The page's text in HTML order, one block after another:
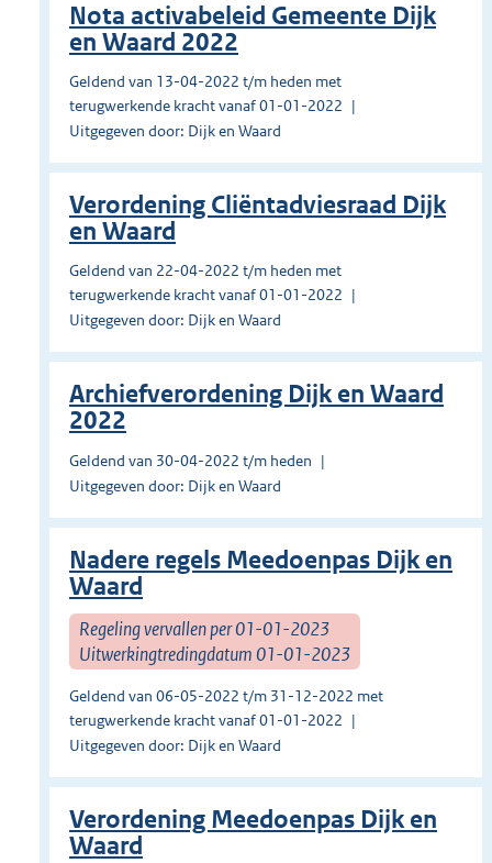
Nota activabeleid Gemeente Dijk
en Waard 2022
Geldend van 13-04-2022 t/m heden met
terugwerkende kracht vanaf 01-01-2022
Uitgegeven door: Dijk en Waard
Verordening Cliëntadviesraad Dijk
en Waard
Geldend van 22-04-2022 t/m heden met
terugwerkende kracht vanaf 01-01-2022
Uitgegeven door: Dijk en Waard
Archiefverordening Dijk en Waard
2022
Geldend van 30-04-2022 t/m heden
Uitgegeven door: Dijk en Waard
Nadere regels Meedoenpas Dijk en
Waard
Regeling vervallen per 01-01-2023
Uitwerkingtredingdatum 01-01-2023
Geldend van 06-05-2022 t/m 31-12-2022 met
terugwerkende kracht vanaf 01-01-2022
Uitgegeven door: Dijk en Waard
Verordening Meedoenpas Dijk en
Waard